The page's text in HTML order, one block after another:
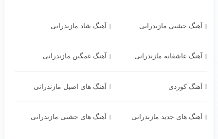
آهنگ جشنی مازندرانی آهنگ شاد مازندرانی
آهنگ عاشقانه مازندرانی آهنگ غمگین مازندرانی
آهنگ کوردی آهنگ های اصیل مازندرانی
آهنگ های جدید مازندرانی آهنگ های جشنی مازندرانی